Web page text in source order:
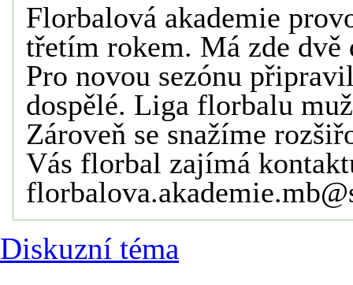
Florbalová akademie
třetím rokem. Má zde
Pro novou sezónu
dospělé. Liga florbalu
Zároveň se snažíme
Vás florbal zajímá
Diskuzní téma